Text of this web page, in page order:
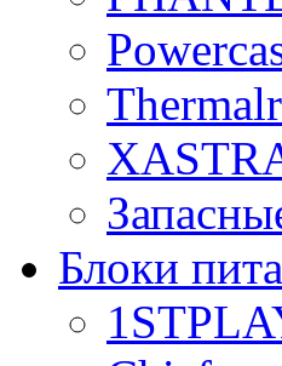
Блоки